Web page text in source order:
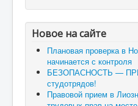
Новое на сайте
Плановая проверка в
начинается с контроля
БЕЗОПАСНОСТЬ —
студотрядов!
Правовой прием в